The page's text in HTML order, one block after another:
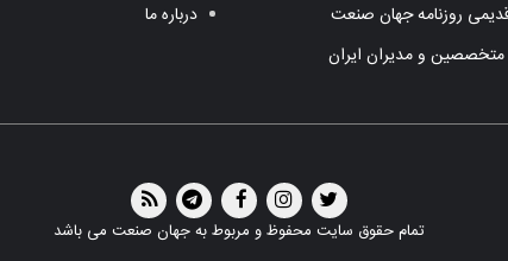
روزنامه جهان صنعت
متخصصین و مدیران ایران
درباره ما
تمام حقوق سایت محفوظ و مربوط به جهان صنعت می باشد